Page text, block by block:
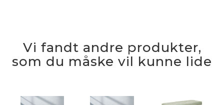
Vi fandt andre produkter,
som du måske vil kunne lide